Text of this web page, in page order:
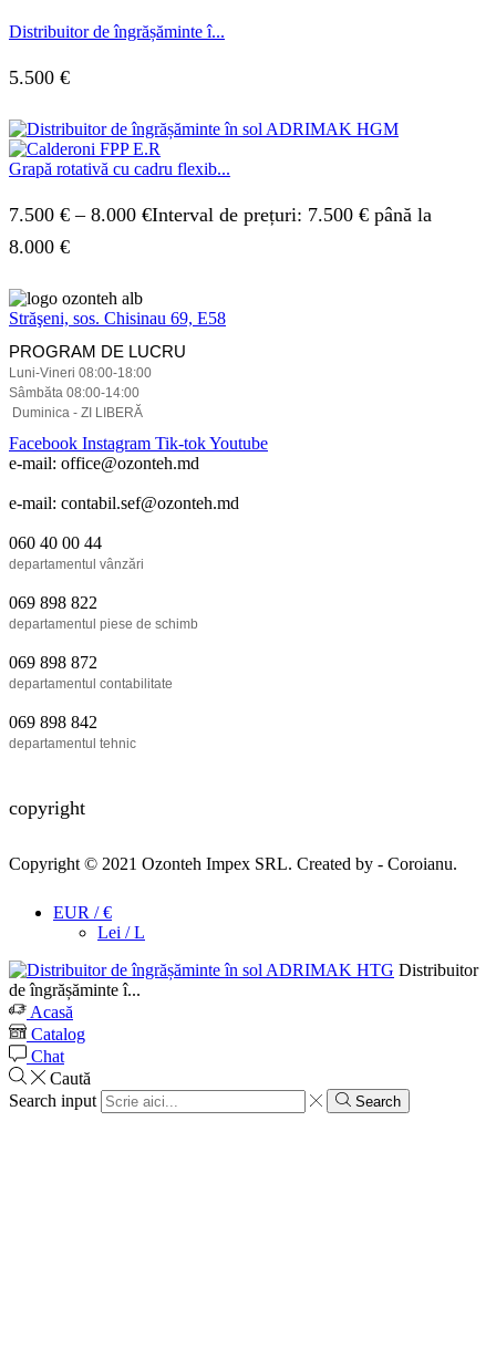
Distribuitor de îngrășăminte î...
5.500 €
Grapă rotativă cu cadru flexib...
7.500 € – 8.000 €Interval de prețuri: 7.500 € până la
8.000 €
Străşeni, sos. Chisinau 69, E58
PROGRAM DE LUCRU
Luni-Vineri 08:00-18:00
Sâmbăta 08:00-14:00
Duminica - ZI LIBERĂ
Facebook Instagram Tik-tokYoutube
e-mail: office@ozonteh.md
e-mail: contabil.sef@ozonteh.md
060 40 00 44
departamentul vânzări
069 898 822
departamentul piese de schimb
069 898 872
departamentul contabilitate
069 898 842
departamentul tehnic
copyright
Copyright © 2021 Ozonteh Impex SRL. Created by - Coroianu.
EUR / €
Lei / L
Distribuitor
de îngrășăminte î...
Acasă
Catalog
Chat
Caută
Search input
Search